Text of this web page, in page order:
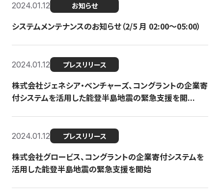
2024.01.12 お知らせ
システムメンテナンスのお知らせ（2/5 月 02:00〜05:00）
2024.01.12 プレスリリース
株式会社ジェネシア・ベンチャーズ、コングラントの企業寄
付システムを活用した能登半島地震の緊急支援を開...
2024.01.12 プレスリリース
株式会社グロービス、コングラントの企業寄付システムを
活用した能登半島地震の緊急支援を開始